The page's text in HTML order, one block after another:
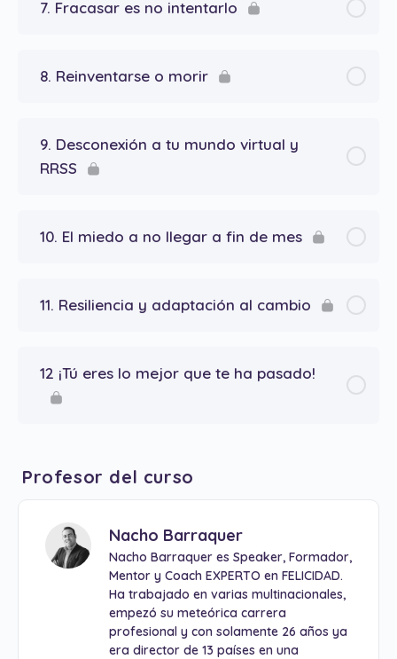
7. Fracasar es no intentarlo
8. Reinventarse o morir
9. Desconexión a tu mundo virtual y
RRSS
10. El miedo a no llegar a fin de mes
11. Resiliencia y adaptación al cambio
12 ¡Tú eres lo mejor que te ha pasado!
Profesor del curso
Nacho Barraquer
Nacho Barraquer es Speaker, Formador,
Mentor y Coach EXPERTO en FELICIDAD.
Ha trabajado en varias multinacionales,
empezó su meteórica carrera
profesional y con solamente 26 años ya
era director de 13 países en una